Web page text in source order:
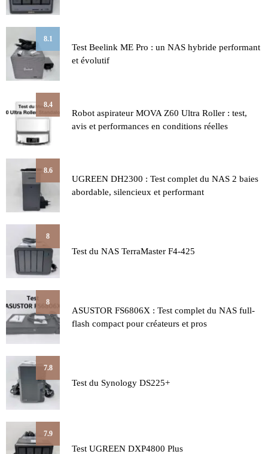
8.1
Test Beelink ME Pro : un NAS hybride performant
et évolutif
8.4
Robot aspirateur MOVA Z60 Ultra Roller : test,
avis et performances en conditions réelles
8.6
UGREEN DH2300 : Test complet du NAS 2 baies
abordable, silencieux et performant
8
Test du NAS TerraMaster F4-425
8
ASUSTOR FS6806X : Test complet du NAS full-
flash compact pour créateurs et pros
7.8
Test du Synology DS225+
7.9
Test UGREEN DXP4800 Plus